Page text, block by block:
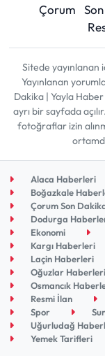
Çorum
Sitede yayınlanan
Yayınlanan
Dakika | Yayla
ayrı bir sayfada
fotoğraflar izin
Alaca Haberleri
Boğazkale
Çorum Son
Dodurga
Ekonomi
Kargı Haberleri
Laçin Haberleri
Oğuzlar Haberleri
Osmancık
Resmi İlan
Spor
Uğurludağ
Yemek Tarifleri